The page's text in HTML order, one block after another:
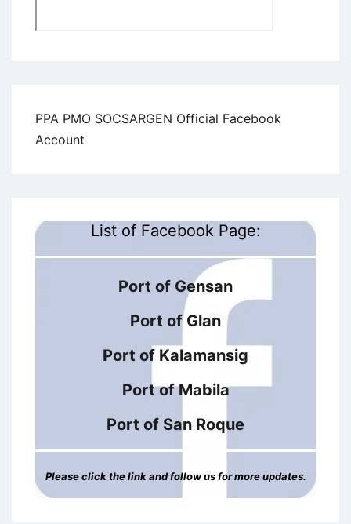
PPA PMO SOCSARGEN Official Facebook
Account
List of Facebook Page:
Port of Gensan
Port of Glan
Port of Kalamansig
Port of Mabila
Port of San Roque
Please click the link and follow us for more updates.